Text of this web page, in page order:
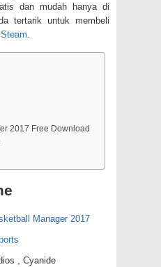
dan mudah hanya di
tertarik untuk membeli
Steam.
2017 Free Download
Manager 2017
, Cyanide